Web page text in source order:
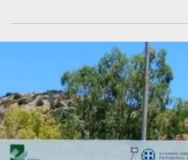
Μια σημαντική ευρωπαϊκή διάκριση
Europe ανακήρυξε τον Δήμο Ευρωπαϊκή Πόλη
Αθλητισμού 2027, επιβραβεύοντας τη
μακρόπνοη στρατηγική του για την προώθηση
της άθλησης και τη σύνδεσή της με την
ποιότητα ζωής των πολιτών.